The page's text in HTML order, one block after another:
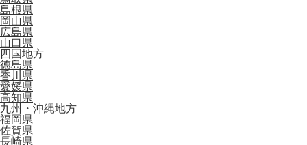
島根県
岡山県
広島県
山口県
四国地方
徳島県
香川県
愛媛県
高知県
九州・沖縄地方
福岡県
佐賀県
長崎県